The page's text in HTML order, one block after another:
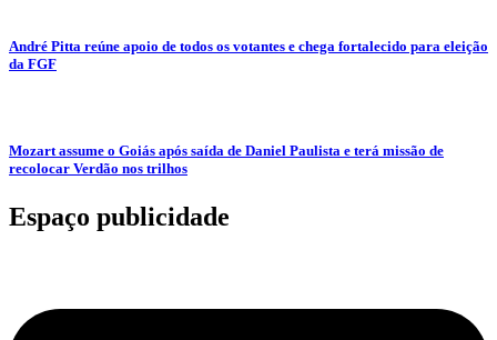
André Pitta reúne apoio de todos os votantes e chega fortalecido para eleição
da FGF
Mozart assume o Goiás após saída de Daniel Paulista e terá missão de
recolocar Verdão nos trilhos
Espaço publicidade